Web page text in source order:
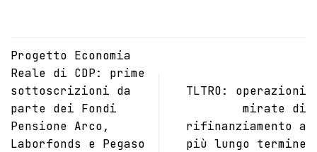
Progetto Economia
Reale di CDP: prime
sottoscrizioni da
parte dei Fondi
Pensione Arco,
Laborfonds e Pegaso
TLTRO: operazioni
mirate di
rifinanziamento a
più lungo termine